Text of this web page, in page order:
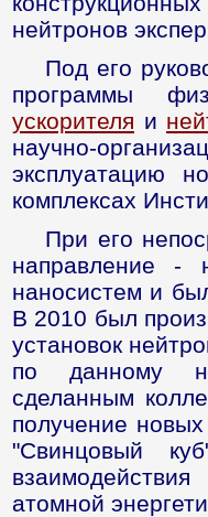
нейтронов
Под его
программы
ускорителя и
научно-
эксплуатацию
комплексах
При его
направление -
наносистем и
В 2010 был
установок
по данному
сделанным
получение
"Свинцовый
атомной